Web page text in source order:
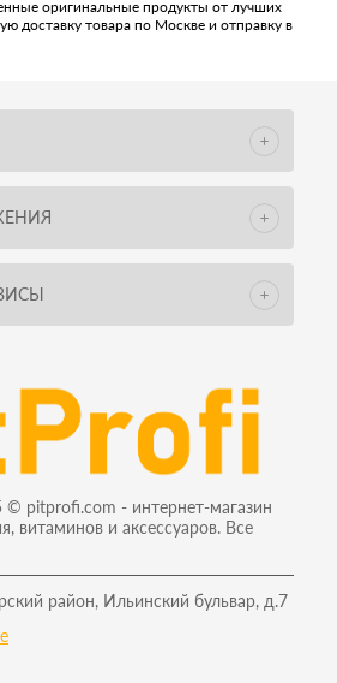
оригинальные продукты от лучших
доставку товара по Москве и отправку в
pitprofi.com - интернет-магазин
витаминов и аксессуаров. Все
район, Ильинский бульвар, д.7